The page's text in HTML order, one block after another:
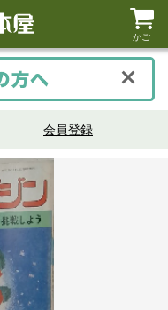
かご
会員登録